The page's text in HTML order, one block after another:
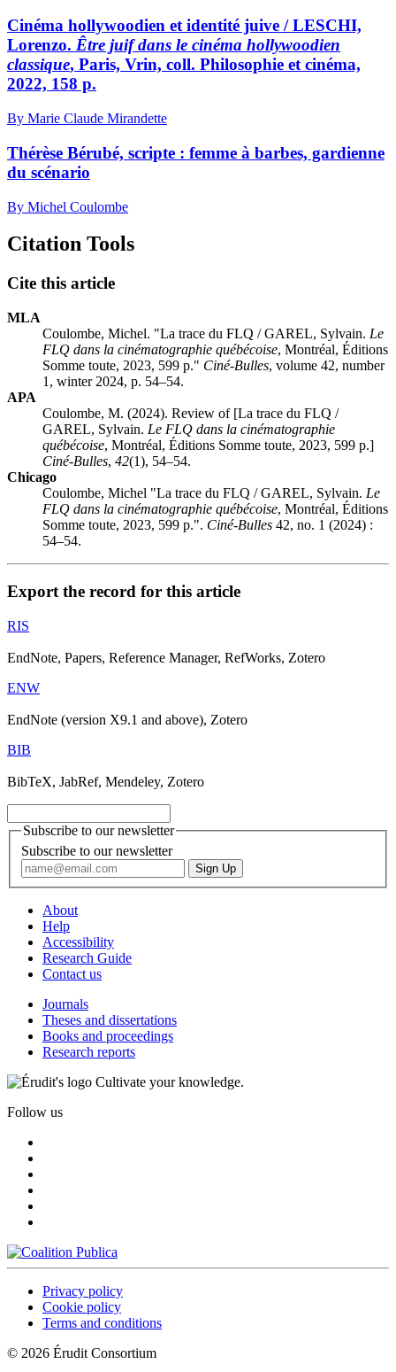
Cinéma hollywoodien et identité juive / LESCHI,
Lorenzo. Être juif dans le cinéma hollywoodien
classique, Paris, Vrin, coll. Philosophie et cinéma,
2022, 158 p.
By Marie Claude Mirandette
Thérèse Bérubé, scripte : femme à barbes, gardienne
du scénario
By Michel Coulombe
Citation Tools
Cite this article
MLA
Coulombe, Michel. "La trace du FLQ / GAREL, Sylvain. Le
FLQ dans la cinématographie québécoise, Montréal, Éditions
Somme toute, 2023, 599 p." Ciné-Bulles, volume 42, number
1, winter 2024, p. 54–54.
APA
Coulombe, M. (2024). Review of [La trace du FLQ /
GAREL, Sylvain. Le FLQ dans la cinématographie
québécoise, Montréal, Éditions Somme toute, 2023, 599 p.]
Ciné-Bulles, 42(1), 54–54.
Chicago
Coulombe, Michel "La trace du FLQ / GAREL, Sylvain. Le
FLQ dans la cinématographie québécoise, Montréal, Éditions
Somme toute, 2023, 599 p.". Ciné-Bulles 42, no. 1 (2024) :
54–54.
Export the record for this article
RIS
EndNote, Papers, Reference Manager, RefWorks, Zotero
ENW
EndNote (version X9.1 and above), Zotero
BIB
BibTeX, JabRef, Mendeley, Zotero
Subscribe to our newsletter
Subscribe to our newsletter
About
Help
Accessibility
Research Guide
Contact us
Journals
Theses and dissertations
Books and proceedings
Research reports
Cultivate your knowledge.
Follow us
Privacy policy
Cookie policy
Terms and conditions
© 2026 Érudit Consortium